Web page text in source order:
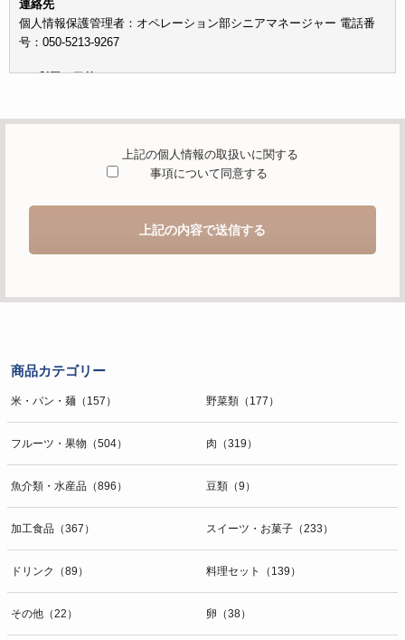
連絡先
個人情報保護管理者：オペレーション部シニアマネージャー 電話番
号：050-5213-9267
c）利用の目的
を適切に受け付け、当社が提供するサービスに関する情報を電子メー
d）個人情報を第三者に提供することが予定される場合の事項
情報を第三者に提供することはありません。
す。
的の通知・開示・内容の訂正・追加または削除・利用の停止・消去お
よび第三者への提供の停止（「開示等」といいます。）に応じます。
g）本人が個人情報を与えることの任意性及び当該情報を与えなかっ
た場合に本人に生じる結果
個人情報の提供は任意と致しますが、当社が依頼する情報の提供がな
い場合、内容が正確でない場合はサービスの提供やご対応等に支障を
きたす可能性がございますのでご了承下さい。
スログ、Cookie（クッキー）等を用いて管理しています。これらに
は、お客様のお名前、ご住所、電話番号、電子メールアドレスなど、
お客様を特定する個人情報は一切含まれておりません。
上記の個人情報の取扱いに関する
事項について同意する
上記の内容で送信する
商品カテゴリー
米・パン・麺（157） 野菜類（177）
フルーツ・果物（504） 肉（319）
魚介類・水産品（896） 豆類（9）
加工食品（367） スイーツ・お菓子（233）
ドリンク（89） 料理セット（139）
その他（22） 卵（38）